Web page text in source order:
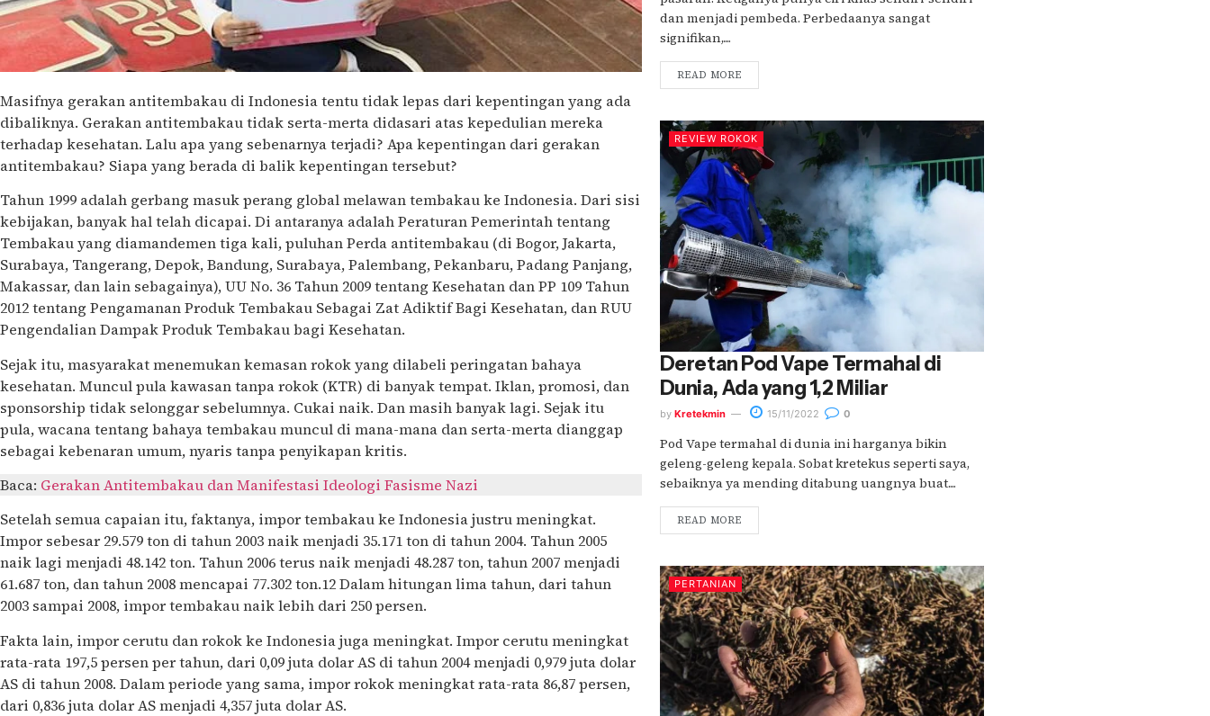
Masifnya gerakan antitembakau di Indonesia tentu tidak lepas dari kepentingan yang ada
dibaliknya. Gerakan antitembakau tidak serta-merta didasari atas kepedulian mereka
terhadap kesehatan. Lalu apa yang sebenarnya terjadi? Apa kepentingan dari gerakan
antitembakau? Siapa yang berada di balik kepentingan tersebut?
Tahun 1999 adalah gerbang masuk perang global melawan tembakau ke Indonesia. Dari sisi
kebijakan, banyak hal telah dicapai. Di antaranya adalah Peraturan Pemerintah tentang
Tembakau yang diamandemen tiga kali, puluhan Perda antitembakau (di Bogor, Jakarta,
Surabaya, Tangerang, Depok, Bandung, Surabaya, Palembang, Pekanbaru, Padang Panjang,
Makassar, dan lain sebagainya), UU No. 36 Tahun 2009 tentang Kesehatan dan PP 109 Tahun
2012 tentang Pengamanan Produk Tembakau Sebagai Zat Adiktif Bagi Kesehatan, dan RUU
Pengendalian Dampak Produk Tembakau bagi Kesehatan.
Sejak itu, masyarakat menemukan kemasan rokok yang dilabeli peringatan bahaya
kesehatan. Muncul pula kawasan tanpa rokok (KTR) di banyak tempat. Iklan, promosi, dan
sponsorship tidak selonggar sebelumnya. Cukai naik. Dan masih banyak lagi. Sejak itu
pula, wacana tentang bahaya tembakau muncul di mana-mana dan serta-merta dianggap
sebagai kebenaran umum, nyaris tanpa penyikapan kritis.
Baca: Gerakan Antitembakau dan Manifestasi Ideologi Fasisme Nazi
Setelah semua capaian itu, faktanya, impor tembakau ke Indonesia justru meningkat.
Impor sebesar 29.579 ton di tahun 2003 naik menjadi 35.171 ton di tahun 2004. Tahun 2005
naik lagi menjadi 48.142 ton. Tahun 2006 terus naik menjadi 48.287 ton, tahun 2007 menjadi
61.687 ton, dan tahun 2008 mencapai 77.302 ton.12 Dalam hitungan lima tahun, dari tahun
2003 sampai 2008, impor tembakau naik lebih dari 250 persen.
Fakta lain, impor cerutu dan rokok ke Indonesia juga meningkat. Impor cerutu meningkat
rata-rata 197,5 persen per tahun, dari 0,09 juta dolar AS di tahun 2004 menjadi 0,979 juta dolar
AS di tahun 2008. Dalam periode yang sama, impor rokok meningkat rata-rata 86,87 persen,
dari 0,836 juta dolar AS menjadi 4,357 juta dolar AS.
dan menjadi pembeda. Perbedaanya sangat
signifikan,....
READ MORE
REVIEW ROKOK
Deretan Pod Vape Termahal di
Dunia, Ada yang 1,2 Miliar
by Kretekmin 15/11/2022 0
Pod Vape termahal di dunia ini harganya bikin
geleng-geleng kepala. Sobat kretekus seperti saya,
sebaiknya ya mending ditabung uangnya buat....
READ MORE
PERTANIAN